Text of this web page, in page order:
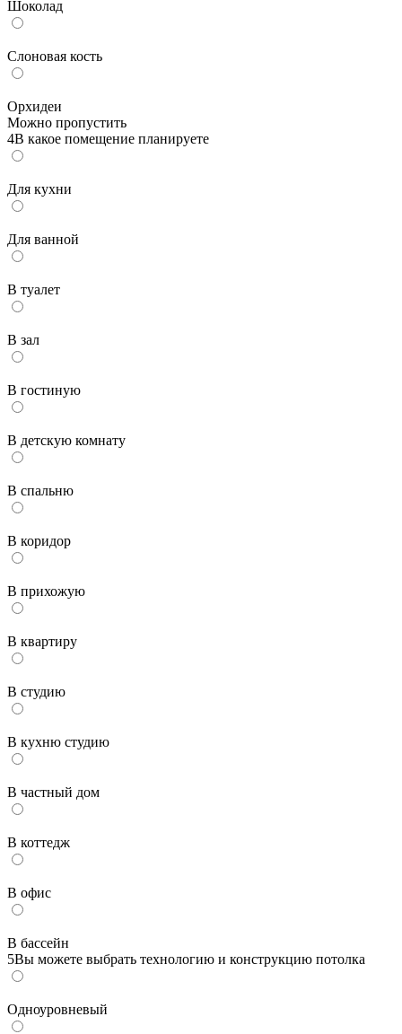
Шоколад
Слоновая кость
Орхидеи
Можно пропустить
4В какое помещение планируете
Для кухни
Для ванной
В туалет
В зал
В гостиную
В детскую комнату
В спальню
В коридор
В прихожую
В квартиру
В студию
В кухню студию
В частный дом
В коттедж
В офис
В бассейн
5Вы можете выбрать технологию и конструкцию потолка
Одноуровневый